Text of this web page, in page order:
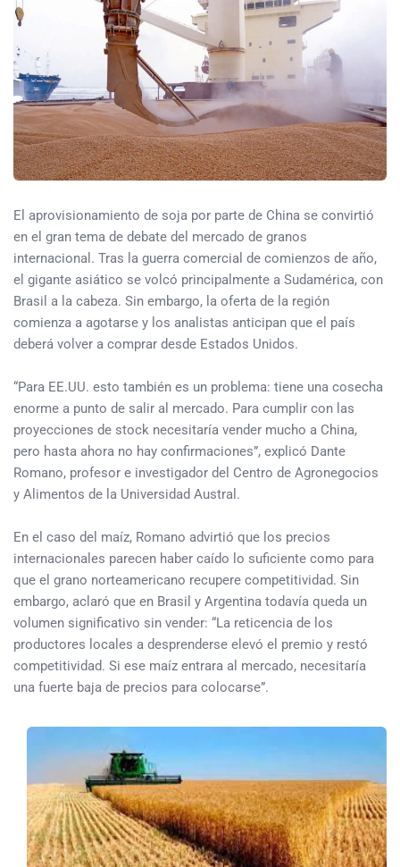
El aprovisionamiento de soja por parte de China se convirtió
en el gran tema de debate del mercado de granos
internacional. Tras la guerra comercial de comienzos de año,
el gigante asiático se volcó principalmente a Sudamérica, con
Brasil a la cabeza. Sin embargo, la oferta de la región
comienza a agotarse y los analistas anticipan que el país
deberá volver a comprar desde Estados Unidos.
“Para EE.UU. esto también es un problema: tiene una cosecha
enorme a punto de salir al mercado. Para cumplir con las
proyecciones de stock necesitaría vender mucho a China,
pero hasta ahora no hay confirmaciones”, explicó Dante
Romano, profesor e investigador del Centro de Agronegocios
y Alimentos de la Universidad Austral.
En el caso del maíz, Romano advirtió que los precios
internacionales parecen haber caído lo suficiente como para
que el grano norteamericano recupere competitividad. Sin
embargo, aclaró que en Brasil y Argentina todavía queda un
volumen significativo sin vender: “La reticencia de los
productores locales a desprenderse elevó el premio y restó
competitividad. Si ese maíz entrara al mercado, necesitaría
una fuerte baja de precios para colocarse”.